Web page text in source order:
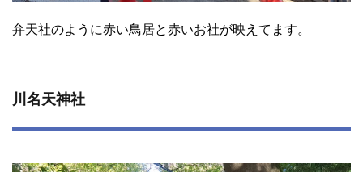
弁天社のように赤い鳥居と赤いお社が映えてます。
川名天神社